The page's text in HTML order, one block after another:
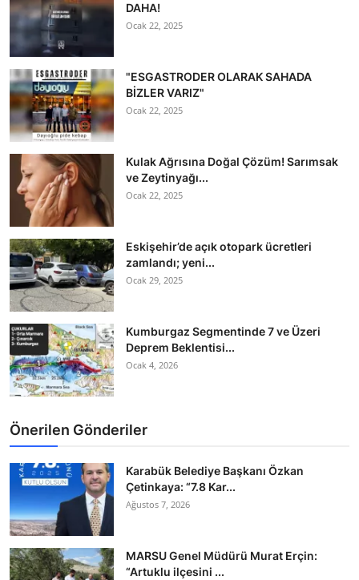
DAHA!
Ocak 22, 2025
"ESGASTRODER OLARAK SAHADA
BİZLER VARIZ"
Ocak 22, 2025
Kulak Ağrısına Doğal Çözüm! Sarımsak
ve Zeytinyağı...
Ocak 22, 2025
Eskişehir’de açık otopark ücretleri
zamlandı; yeni...
Ocak 29, 2025
Kumburgaz Segmentinde 7 ve Üzeri
Deprem Beklentisi...
Ocak 4, 2026
Önerilen Gönderiler
Karabük Belediye Başkanı Özkan
Çetinkaya: “7.8 Kar...
Ağustos 7, 2026
MARSU Genel Müdürü Murat Erçin:
“Artuklu ilçesini ...